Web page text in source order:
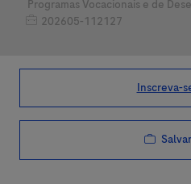
Categoria
Programas Vocacionais e de
Job Id202605-112127
Inscreva-